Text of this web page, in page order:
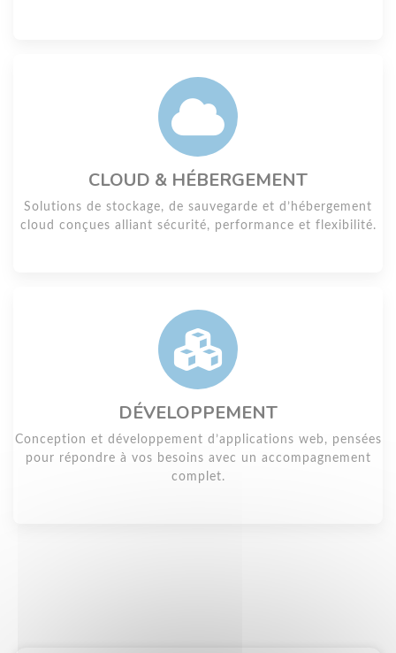
CLOUD & HÉBERGEMENT
Solutions de stockage, de sauvegarde et d’hébergement
cloud conçues alliant sécurité, performance et flexibilité.
DÉVELOPPEMENT
Conception et développement d’applications web, pensées
pour répondre à vos besoins avec un accompagnement
complet.